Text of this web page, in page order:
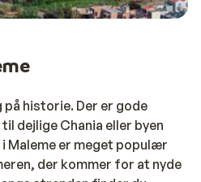
historie. Der er gode
dejlige Chania eller byen
Maleme er meget populær
der kommer for at nyde